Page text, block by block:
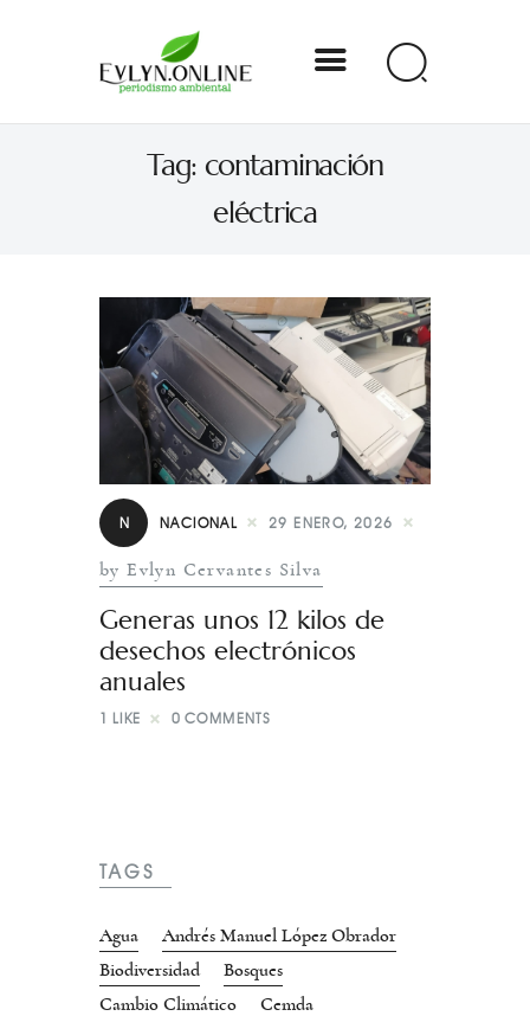
Tag: contaminación
eléctrica
Evlyn Online
Periodismo para autogobernarse
Nacional
Estados
Especial
Opinión
N NACIONAL 29 ENERO, 2026
by Evlyn Cervantes Silva
Generas unos 12 kilos de
desechos electrónicos
anuales
1 LIKE 0 COMMENTS
TAGS
Agua
Andrés Manuel López Obrador
Biodiversidad
Bosques
Cambio Climático
Cemda